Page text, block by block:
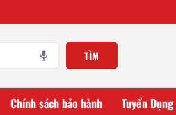
TÌM
Chính sách bảo hành Tuyển Dụng